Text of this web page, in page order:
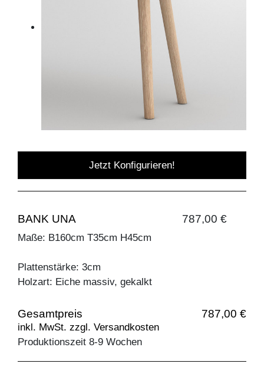
Jetzt Konfigurieren!
BANK UNA 787,00 €
Maße: B160cm T35cm H45cm
Plattenstärke: 3cm
Holzart: Eiche massiv, gekalkt
Gesamtpreis 787,00 €
inkl. MwSt. zzgl. Versandkosten
Produktionszeit 8-9 Wochen